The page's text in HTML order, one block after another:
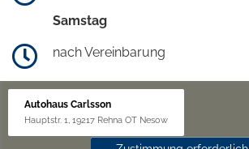
Samstag
nach Vereinbarung
Autohaus Carlsson
Hauptstr. 1, 19217 Rehna OT Nesow